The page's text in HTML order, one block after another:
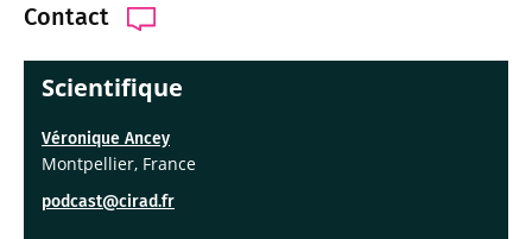
Contact
Scientifique
Véronique Ancey
Montpellier, France
podcast@cirad.fr